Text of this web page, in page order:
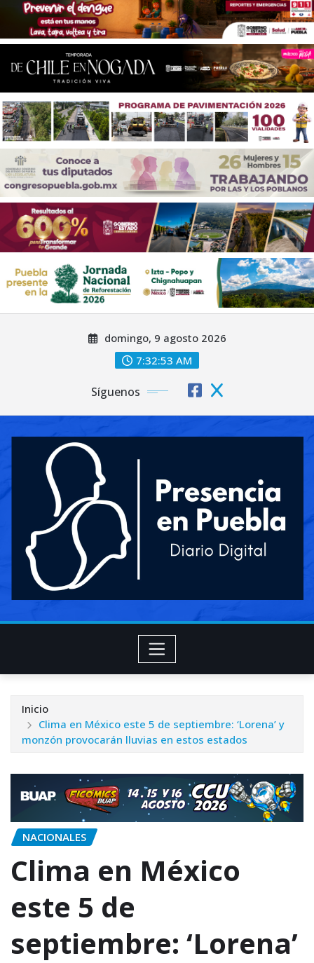
domingo, 9 agosto 2026
7:32:54 AM
Síguenos
Inicio
Clima en México este 5 de septiembre: ‘Lorena’ y
monzón provocarán lluvias en estos estados
NACIONALES
Clima en México
este 5 de
septiembre: ‘Lorena’